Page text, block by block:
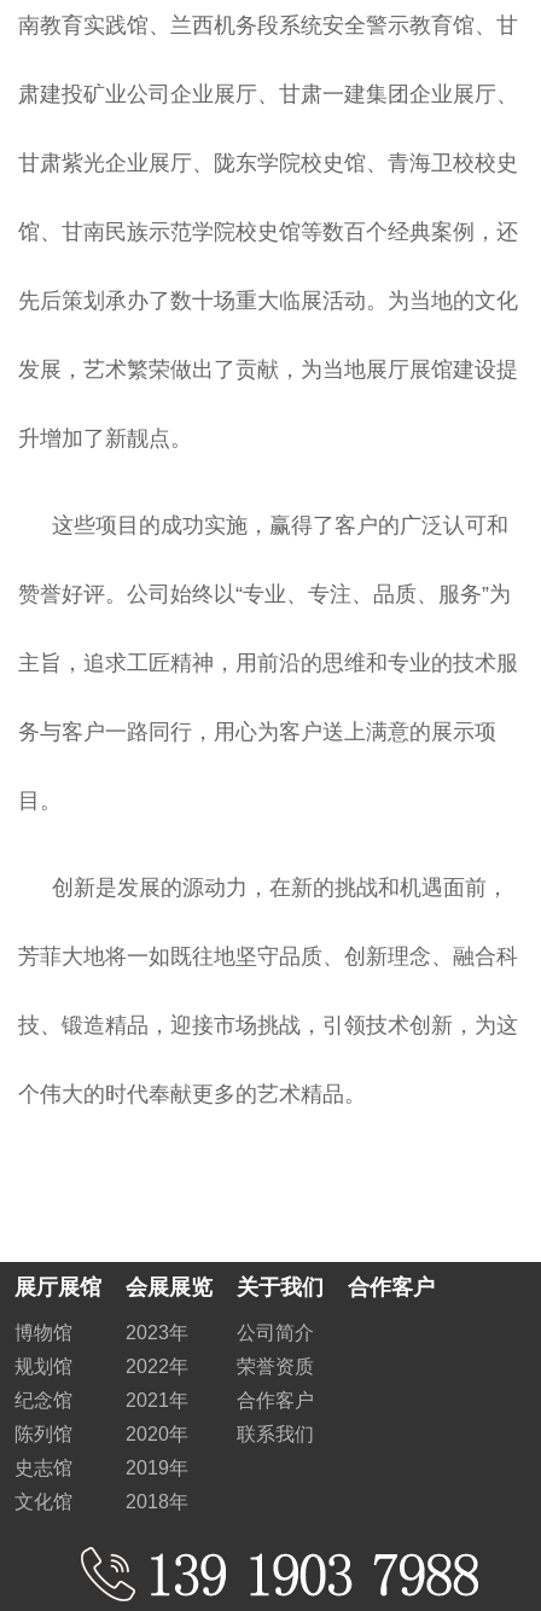
南教育实践馆、兰西机务段系统安全警示教育馆、甘
肃建投矿业公司企业展厅、甘肃一建集团企业展厅、
甘肃紫光企业展厅、陇东学院校史馆、青海卫校校史
馆、甘南民族示范学院校史馆等数百个经典案例，还
先后策划承办了数十场重大临展活动。为当地的文化
发展，艺术繁荣做出了贡献，为当地展厅展馆建设提
升增加了新靓点。
这些项目的成功实施，赢得了客户的广泛认可和
赞誉好评。公司始终以“专业、专注、品质、服务”为
主旨，追求工匠精神，用前沿的思维和专业的技术服
务与客户一路同行，用心为客户送上满意的展示项
目。
创新是发展的源动力，在新的挑战和机遇面前，
芳菲大地将一如既往地坚守品质、创新理念、融合科
技、锻造精品，迎接市场挑战，引领技术创新，为这
个伟大的时代奉献更多的艺术精品。
展厅展馆
博物馆
规划馆
纪念馆
陈列馆
史志馆
文化馆
会展展览
2023年
2022年
2021年
2020年
2019年
2018年
关于我们
公司简介
荣誉资质
合作客户
联系我们
合作客户